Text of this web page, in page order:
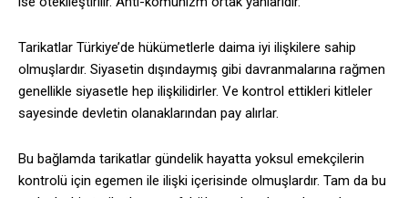
Tarikatlar Türkiye’de hükümetlerle daima iyi ilişkilere sahip
olmuşlardır. Siyasetin dışındaymış gibi davranmalarına rağmen
genellikle siyasetle hep ilişkilidirler. Ve kontrol ettikleri kitleler
sayesinde devletin olanaklarından pay alırlar.
Bu bağlamda tarikatlar gündelik hayatta yoksul emekçilerin
kontrolü için egemen ile ilişki içerisinde olmuşlardır. Tam da bu